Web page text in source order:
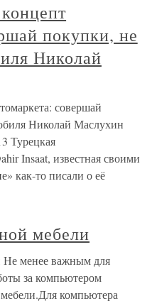
покупки, не
Николай
совершай
Николай Маслухин
Турецкая
Insaat, известная своими
как-то писали о её
мебели
менее важным для
за компьютером
компьютера